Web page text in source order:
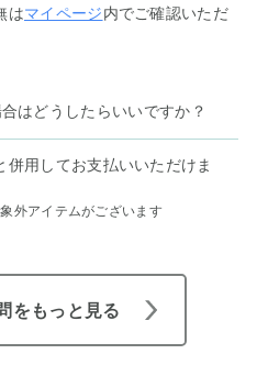
はマイページ内でご確認いただ
はどうしたらいいですか？
併用してお支払いいただけま
外アイテムがございます
をもっと見る